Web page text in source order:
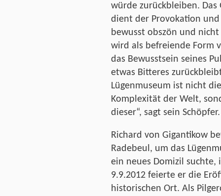
würde zurückbleiben. Das
dient der Provokation
bewusst obszön und
wird als befreiende Form
das Bewusstsein seines
etwas Bitteres
Lügenmuseum ist nicht
Komplexität der Welt,
dieser“, sagt sein Schöpfer.
Richard von Gigantikow
Radebeul, um das
ein neues Domizil
9.9.2012 feierte er die
historischen Ort. Als